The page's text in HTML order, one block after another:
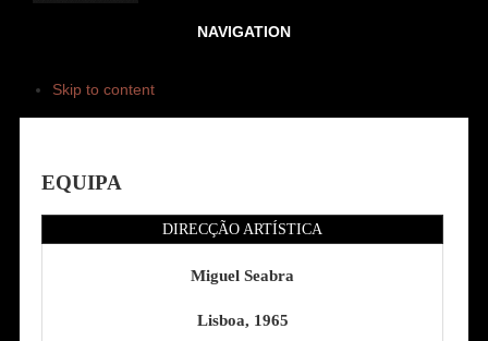
NAVIGATION
Skip to content
EQUIPA
DIRECÇÃO ARTÍSTICA
Miguel Seabra
Lisboa, 1965